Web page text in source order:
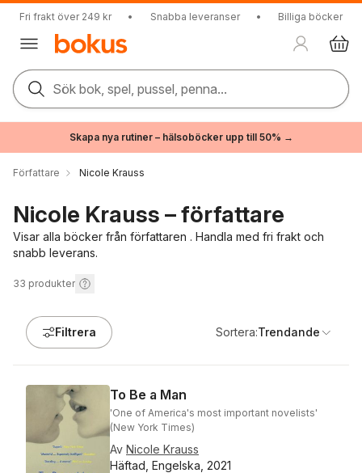
Fri frakt över 249 kr • Snabba leveranser • Billiga böcker
Sök bok, spel, pussel, penna...
Skapa nya rutiner – hälsoböcker upp till 50% →
Författare Nicole Krauss
Nicole Krauss – författare
Visar alla böcker från författaren . Handla med fri frakt och
snabb leverans.
33 produkter
Filtrera Sortera:Trendande
To Be a Man
'One of America's most important novelists'
(New York Times)
Av Nicole Krauss
Häftad, Engelska, 2021